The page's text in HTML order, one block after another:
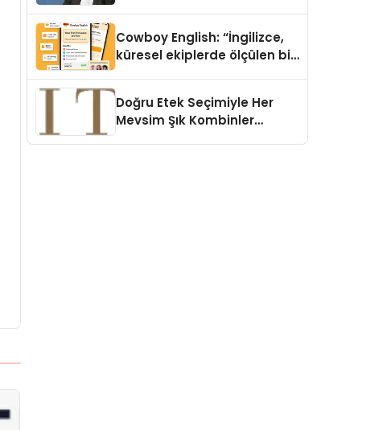
Cowboy English: “İngilizce,
küresel ekiplerde ölçülen bir
Doğru Etek Seçimiyle Her
Mevsim Şık Kombinler